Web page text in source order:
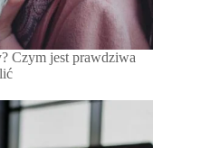
Czym jest prawdziwa